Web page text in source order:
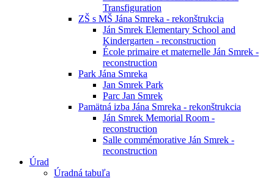
Transfiguration
ZŠ s MŠ Jána Smreka - rekonštrukcia
Ján Smrek Elementary School and
Kindergarten - reconstruction
École primaire et maternelle Ján Smrek -
reconstruction
Park Jána Smreka
Jan Smrek Park
Parc Jan Smrek
Pamätná izba Jána Smreka - rekonštrukcia
Ján Smrek Memorial Room -
reconstruction
Salle commémorative Ján Smrek -
reconstruction
Úrad
Úradná tabuľa